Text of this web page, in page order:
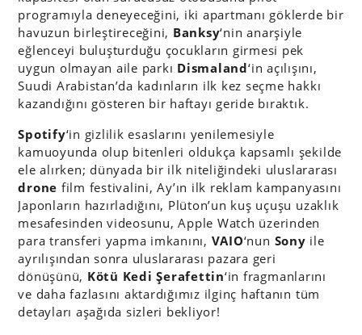
programıyla deneyeceğini, iki apartmanı göklerde bir
havuzun birleştireceğini, Banksy‘nin anarşiyle
eğlenceyi buluşturduğu çocukların girmesi pek
uygun olmayan aile parkı Dismaland‘in açılışını,
Suudi Arabistan’da kadınların ilk kez seçme hakkı
kazandığını gösteren bir haftayı geride bıraktık.
Spotify‘in gizlilik esaslarını yenilemesiyle
kamuoyunda olup bitenleri oldukça kapsamlı şekilde
ele alırken; dünyada bir ilk niteliğindeki uluslararası
drone film festivalini, Ay’ın ilk reklam kampanyasını
Japonların hazırladığını, Plüton’un kuş uçuşu uzaklık
mesafesinden videosunu, Apple Watch üzerinden
para transferi yapma imkanını, VAIO‘nun Sony ile
ayrılışından sonra uluslararası pazara geri
dönüşünü, Kötü Kedi Şerafettin‘in fragmanlarını
ve daha fazlasını aktardığımız ilginç haftanın tüm
detayları aşağıda sizleri bekliyor!